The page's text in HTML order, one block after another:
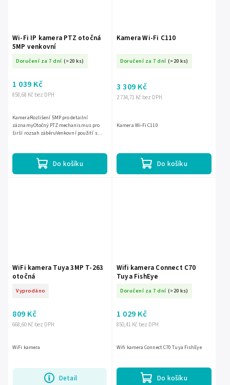
Wi-Fi IP kamera PTZ otočná
5MP venkovní
Doručení za 7 dní (>20 ks)
858,68 Kč bez DPH
1 039 Kč
Do košíku
KameraRozlišení 5MP pro detailní
záznamyOtočný PTZ mechanismus pro
širší rozsah záběruVenkovní použití s
Kamera Wi-Fi C110
Doručení za 7 dní (>20 ks)
2 734,71 Kč bez DPH
3 309 Kč
Do košíku
Kamera Wi-Fi C110
WiFi kamera Tuya 3MP T-263
otočná
Vyprodáno
668,60 Kč bez DPH
809 Kč
Detail
WiFi kamera
Wifi kamera Connect C70
Tuya FishEye
Doručení za 7 dní (>20 ks)
850,41 Kč bez DPH
1 029 Kč
Do košíku
Wifi kamera Connect C70 Tuya FishEye